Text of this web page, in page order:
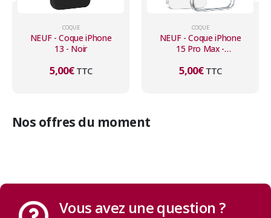
COQUE
NEUF - Coque iPhone
15 Pro Max -
5,00€TTC
COQUE
NEUF - Coque iPhone
16e - Noire
7,00€TTC
Nos offres du moment
Vous avez une question ?